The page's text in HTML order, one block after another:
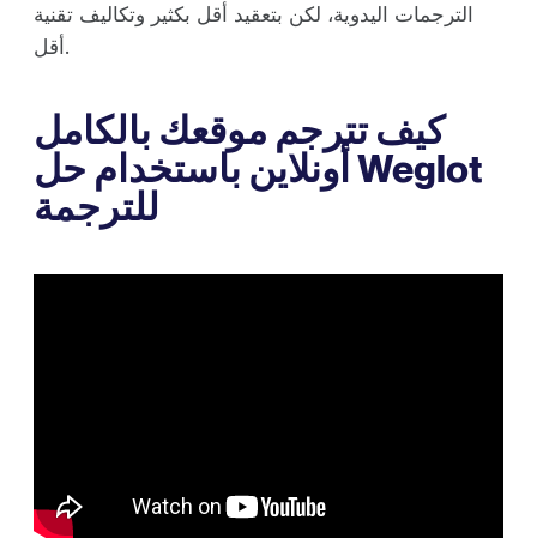
الترجمات اليدوية، لكن بتعقيد أقل بكثير وتكاليف تقنية
أقل.
كيف تترجم موقعك بالكامل
أونلاين باستخدام حل Weglot
للترجمة